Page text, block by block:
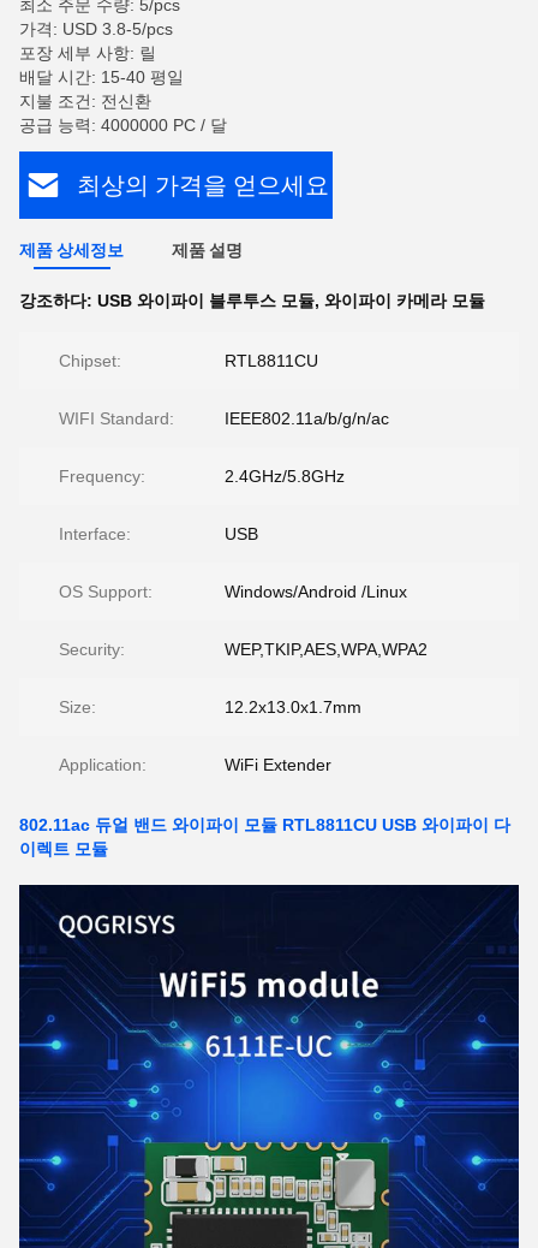
최소 주문 수량: 5/pcs
가격: USD 3.8-5/pcs
포장 세부 사항: 릴
배달 시간: 15-40 평일
지불 조건: 전신환
공급 능력: 4000000 PC / 달
최상의 가격을 얻으세요
제품 상세정보 제품 설명
강조하다: USB 와이파이 블루투스 모듈, 와이파이 카메라 모듈
Chipset: RTL8811CU
WIFI Standard: IEEE802.11a/b/g/n/ac
Frequency: 2.4GHz/5.8GHz
Interface: USB
OS Support: Windows/Android /Linux
Security: WEP,TKIP,AES,WPA,WPA2
Size: 12.2x13.0x1.7mm
Application: WiFi Extender
802.11ac 듀얼 밴드 와이파이 모듈 RTL8811CU USB 와이파이 다
이렉트 모듈